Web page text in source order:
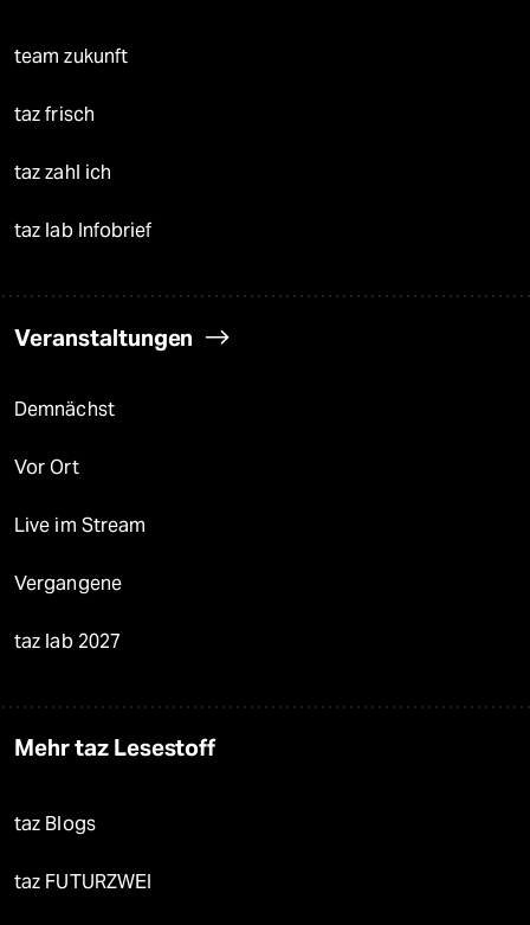
team zukunft
taz frisch
taz zahl ich
taz lab Infobrief
Veranstaltungen
Demnächst
Vor Ort
Live im Stream
Vergangene
taz lab 2027
Mehr taz Lesestoff
taz Blogs
taz FUTURZWEI